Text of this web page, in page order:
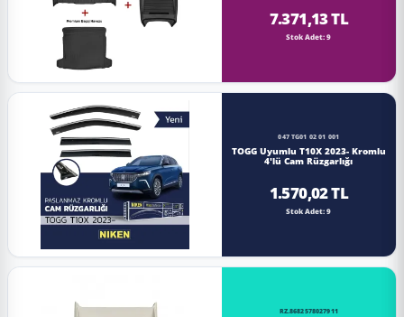
7.371,13 TL
Stok Adet: 9
047 TG01 02 01 001
TOGG Uyumlu T10X 2023- Kromlu
4'lü Cam Rüzgarlığı
1.570,02 TL
Stok Adet: 9
RZ.8682578027911